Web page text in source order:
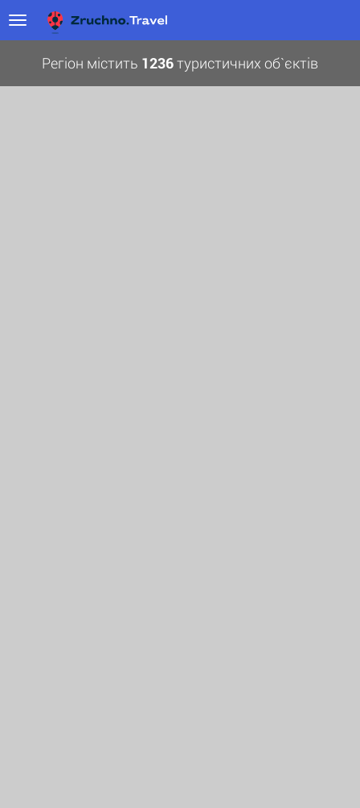
Регіон містить 1236туристичних об`єктів